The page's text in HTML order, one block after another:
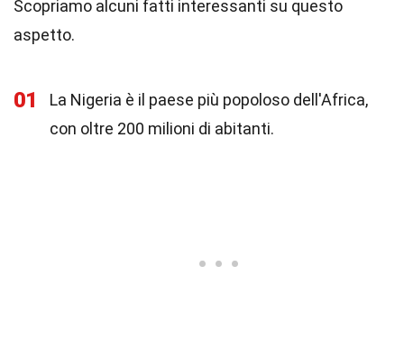
Scopriamo alcuni fatti interessanti su questo
aspetto.
01
La Nigeria è il paese più popoloso dell'Africa,
con oltre 200 milioni di abitanti.